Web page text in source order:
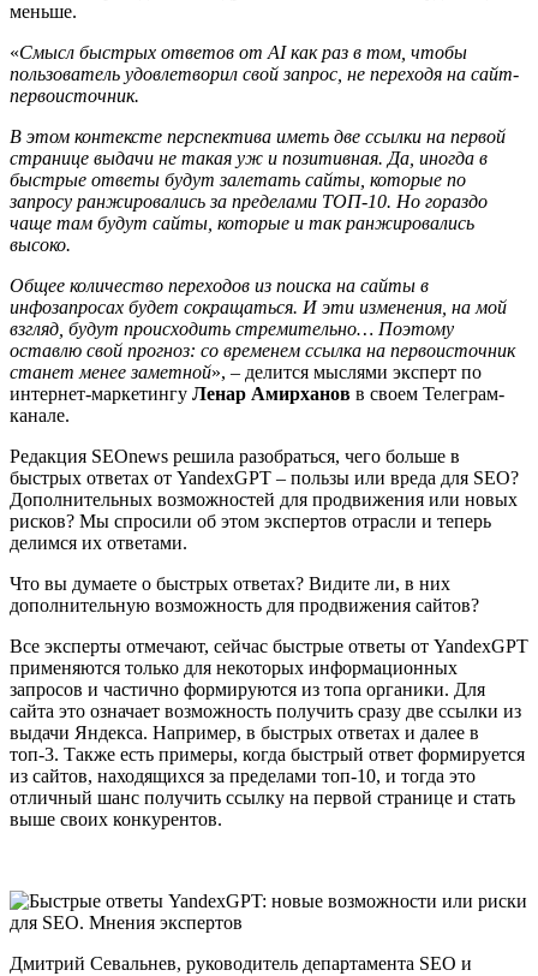
меньше.
«Смысл быстрых ответов от AI как раз в том, чтобы
пользователь удовлетворил свой запрос, не переходя на сайт-
первоисточник.
В этом контексте перспектива иметь две ссылки на первой
странице выдачи не такая уж и позитивная. Да, иногда в
быстрые ответы будут залетать сайты, которые по
запросу ранжировались за пределами ТОП-10. Но гораздо
чаще там будут сайты, которые и так ранжировались
высоко.
Общее количество переходов из поиска на сайты в
инфозапросах будет сокращаться. И эти изменения, на мой
взгляд, будут происходить стремительно… Поэтому
оставлю свой прогноз: со временем ссылка на первоисточник
станет менее заметной», – делится мыслями эксперт по
интернет-маркетингу Ленар Амирханов в своем Телеграм-
канале.
Редакция SEOnews решила разобраться, чего больше в
быстрых ответах от YandexGPT – пользы или вреда для SEO?
Дополнительных возможностей для продвижения или новых
рисков? Мы спросили об этом экспертов отрасли и теперь
делимся их ответами.
Что вы думаете о быстрых ответах? Видите ли, в них
дополнительную возможность для продвижения сайтов?
Все эксперты отмечают, сейчас быстрые ответы от YandexGPT
применяются только для некоторых информационных
запросов и частично формируются из топа органики. Для
сайта это означает возможность получить сразу две ссылки из
выдачи Яндекса. Например, в быстрых ответах и далее в
топ-3. Также есть примеры, когда быстрый ответ формируется
из сайтов, находящихся за пределами топ-10, и тогда это
отличный шанс получить ссылку на первой странице и стать
выше своих конкурентов.
Дмитрий Севальнев, руководитель департамента SEO и